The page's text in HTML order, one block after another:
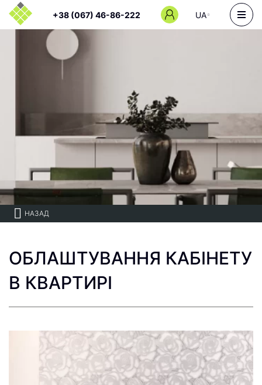
+38 (067) 46-86-222 UA
НАЗАД
ОБЛАШТУВАННЯ КАБІНЕТУ
В КВАРТИРІ